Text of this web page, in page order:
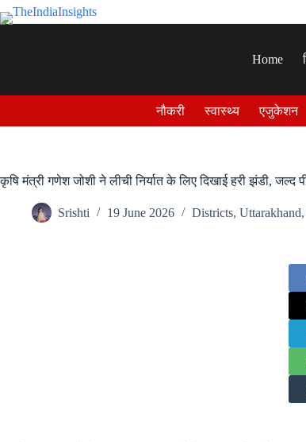
Skip
to
Home
नौकरी स्वास्थ्य एजुकेशन
कृषि मंत्री गणेश जोशी ने लीची निर्यात के लिए दिखाई हरी झंडी, जल्द
Srishti 19 June 2026 Districts, Uttarakhand,